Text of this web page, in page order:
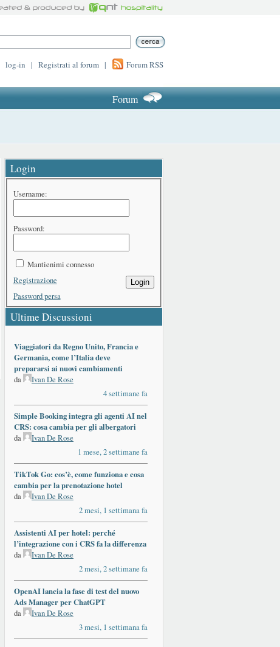
log-in | Registrati al forum | Forum RSS
Forum
Login
Username:
Password:
Mantienimi connesso
Login
Registrazione
Password persa
Ultime Discussioni
Viaggiatori da Regno Unito, Francia e
Germania, come l’Italia deve
prepararsi ai nuovi cambiamenti
da
Ivan De Rose
4 settimane fa
Simple Booking integra gli agenti AI nel
CRS: cosa cambia per gli albergatori
da
Ivan De Rose
1 mese, 2 settimane fa
TikTok Go: cos’è, come funziona e cosa
cambia per la prenotazione hotel
da
Ivan De Rose
2 mesi, 1 settimana fa
Assistenti AI per hotel: perché
l’integrazione con i CRS fa la differenza
da
Ivan De Rose
2 mesi, 2 settimane fa
OpenAI lancia la fase di test del nuovo
Ads Manager per ChatGPT
da
Ivan De Rose
3 mesi, 1 settimana fa